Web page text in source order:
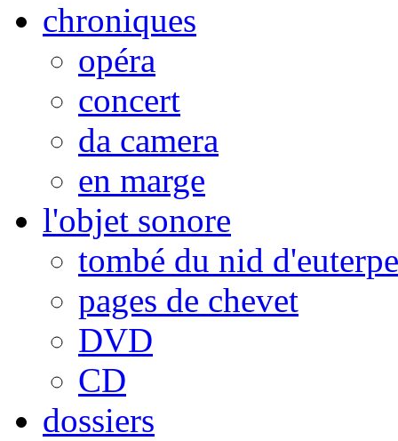
chroniques
opéra
concert
da camera
en marge
l'objet sonore
tombé du nid d'euterpe
pages de chevet
DVD
CD
dossiers